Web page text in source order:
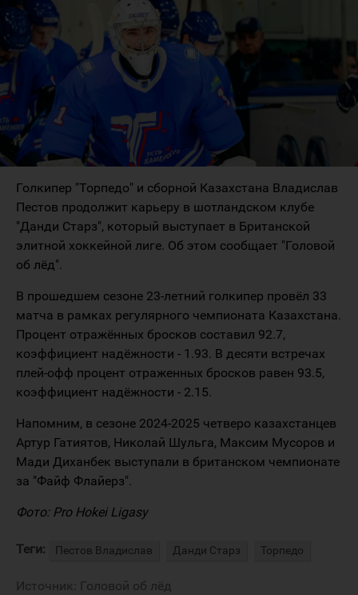
Голкипер "Торпедо" и сборной Казахстана Владислав
Пестов продолжит карьеру в шотландском клубе
"Данди Старз", который выступает в Британской
элитной хоккейной лиге. Об этом сообщает "Головой
об лёд".
В прошедшем сезоне 23-летний голкипер провёл 33
матча в рамках регулярного чемпионата Казахстана.
Процент отражённых бросков составил 92.7,
коэффициент надёжности - 1.93. В десяти встречах
плей-офф процент отраженных бросков равен 93.5,
коэффициент надёжности - 2.15.
Напомним, в сезоне 2024-2025 четверо казахстанцев
Артур Гатиятов, Николай Шульга, Максим Мусоров и
Мади Диханбек выступали в британском чемпионате
за "Файф Флайерз".
Фото: Pro Hokei Ligasy
Теги: Пестов Владислав Данди Старз Торпедо
Источник: Головой об лёд